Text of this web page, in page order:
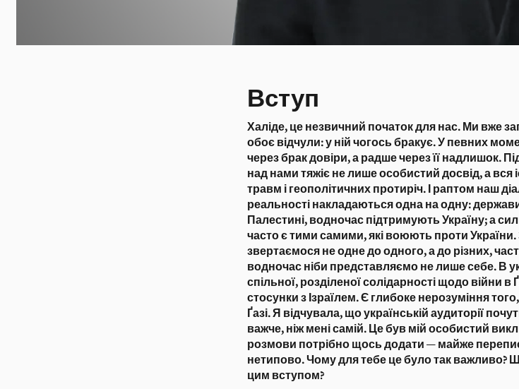
Вступ
Халіде, це незвичний початок для нас. Ми вже
обоє відчули: у ній чогось бракує. У певних
через брак довіри, а радше через її надлишок.
над нами тяжіє не лише особистий досвід, а вся
травм і геополітичних протиріч. І раптом наш
реальності накладаються одна на одну:
Палестині, водночас підтримують Україну; а
часто є тими самими, які воюють проти України.
звертаємося не одне до одного, а до різних,
водночас ніби представляємо не лише себе. В
спільної, розділеної солідарності щодо війни в
стосунки з Ізраїлем. Є глибоке нерозуміння
Ґазі. Я відчувала, що українській аудиторії
важче, ніж мені самій. Це був мій особистий
розмови потрібно щось додати — майже
нетипово. Чому для тебе це було так важливо?
цим вступом?